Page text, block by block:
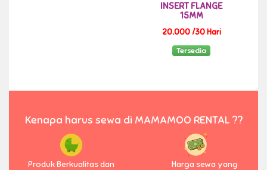
INSERT FLANGE
15MM
20,000 /30 Hari
Tersedia
Kenapa harus sewa di MAMAMOO RENTAL ??
Produk Berkualitas dan
Harga sewa yang